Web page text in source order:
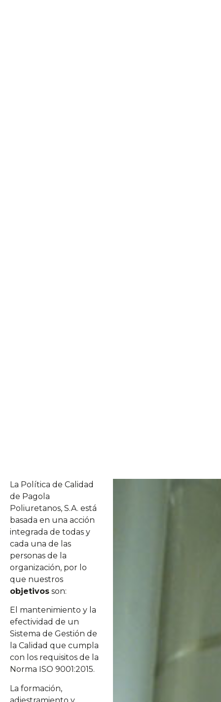
La Política de Calidad
de Pagola
Poliuretanos, S.A. está
basada en una acción
integrada de todas y
cada una de las
personas de la
organización, por lo
que nuestros
objetivos son:
El mantenimiento y la
efectividad de un
Sistema de Gestión de
la Calidad que cumpla
con los requisitos de la
Norma ISO 9001:2015.
La formación,
adiestramiento y